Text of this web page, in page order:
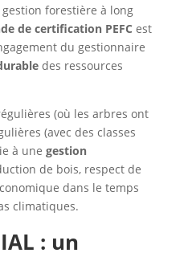
forestière à long
de certification PEFC est
du gestionnaire
des ressources
(où les arbres ont
(avec des classes
à une gestion
de bois, respect de
dans le temps
climatiques.
: un